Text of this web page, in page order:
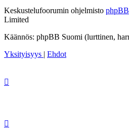
Keskustelufoorumin ohjelmisto phpBB
Limited
Käännös: phpBB Suomi (lurttinen,
Yksityisyys
Ehdot